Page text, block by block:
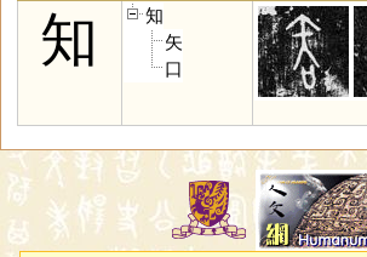
知
知
矢
口